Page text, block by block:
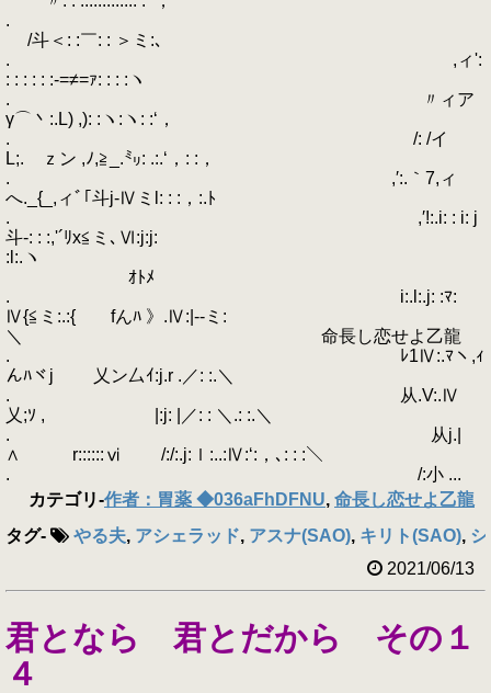
.
/斗＜: :￣: : ＞ミ:､
. ,ィ':
: : : : : :-=≠=ｧ: : : :ヽ
. 〃ィア
γ⌒丶:.L) ,): :ヽ:ヽ: :‘，
. /: /イ
L;.ゝｚン ,ﾉ,≧_.㍉: .:.‘，: :，
. ,′:.｀7,ィ
へ._{_,ィﾞ｢斗j-Ⅳミl: : :，:.ﾄ
. ,′!:.i: : i: j
斗-: : :,'´ﾘx≦ミ､Ⅵ:j:j:
:l:.ヽ
ｵﾄﾒ
. i:.l:.j: :ﾏ:
Ⅳ{≦ミ:.:{ fんﾊ 》.Ⅳ:|‐-ミ:
＼ 命長し恋せよ乙龍
. ﾚ1Ⅳ:.ﾏヽ,ｨ
んﾊヾj 乂ン厶ｲ:j.r .／: :.＼
. 从.V:.Ⅳゝ
乂;ｿ , |:j: |／: : ＼.: :.＼
. ゝ从j.|
∧ r::::::ⅵ /:/:.j:ｌ:..:Ⅳ:‘:，､: : :＼
. /:小 ...
カテゴリ-作者：胃薬 ◆036aFhDFNU, 命長し恋せよ乙龍
タグ- やる夫, アシェラッド, アスナ(SAO), キリト(SAO),
2021/06/13
君となら 君とだから その１
４